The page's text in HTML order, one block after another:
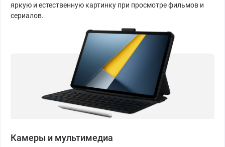
яркую и естественную картинку при просмотре фильмов и
сериалов.
Камеры и мультимедиа